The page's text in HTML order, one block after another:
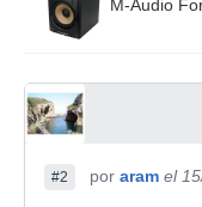
M-Audio
#2 por aram el